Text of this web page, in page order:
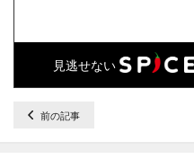
見逃せない
前の記事